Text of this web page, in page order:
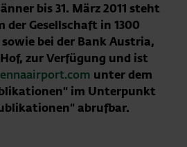
bis 31. März 2011 steht
der Gesellschaft in 1300
bei der Bank Austria,
zur Verfügung und ist
unter dem
im Unterpunkt
abrufbar.